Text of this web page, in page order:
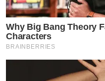
Why Big Bang Theory
Characters
BRAINBERRIES